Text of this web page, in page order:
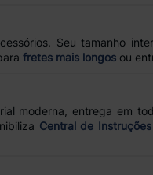
Seu tamanho
fretes mais longos ou
moderna, entrega em
Central de Instruções